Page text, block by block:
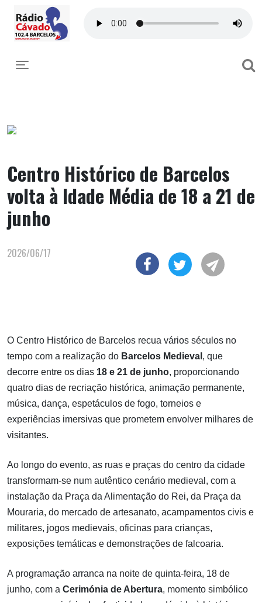
Toggle navigation
Centro Histórico de Barcelos
volta à Idade Média de 18 a 21 de
junho
2026/06/17
O Centro Histórico de Barcelos recua vários séculos no
tempo com a realização do Barcelos Medieval , que
decorre entre os dias 18 e 21 de junho, proporcionando
quatro dias de recriação histórica, animação permanente,
música, dança, espetáculos de fogo, torneios e
experiências imersivas que prometem envolver milhares de
visitantes.
Ao longo do evento, as ruas e praças do centro da cidade
transformam-se num autêntico cenário medieval, com a
instalação da Praça da Alimentação do Rei, da Praça da
Mouraria, do mercado de artesanato, acampamentos civis e
militares, jogos medievais, oficinas para crianças,
exposições temáticas e demonstrações de falcoaria.
A programação arranca na noite de quinta-feira, 18 de
junho, com a Cerimónia de Abertura, momento simbólico